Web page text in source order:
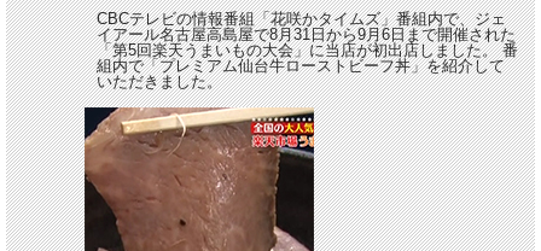
CBCテレビの情報番組「花咲かタイムズ」番組内で、ジェ
イアール名古屋高島屋で8月31日から9月6日まで開催された
「第5回楽天うまいもの大会」に当店が初出店しました。 番
組内で「プレミアム仙台牛ローストビーフ丼」を紹介して
いただきました。